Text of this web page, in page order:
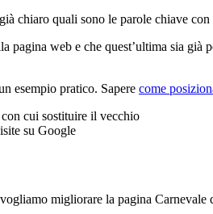
chiaro quali sono le parole chiave
pagina web e che quest’ultima sia
esempio pratico. Sapere come
cui sostituire il vecchio
su Google
migliorare la pagina Carnevale